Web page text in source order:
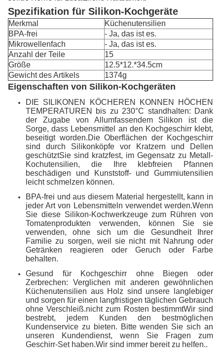
Spezifikation für Silikon-Kochgeräte
Merkmal
Küchenutensilien
BPA-frei
- Ja, das ist es.
Mikrowellenfach
- Ja, das ist es.
Anzahl der Teile
15
Größe
12.5*12.*34.5cm
Gewicht des Artikels
1374g
Eigenschaften von Silikon-Kochgeräten
DIE SILIKONEN KÖCHEREN KONNEN HÖCHEN
TEMPERATUREN bis zu 230°C standhalten: Dank
der Zugabe von Allumfassendem Silikon ist die
Sorge, dass Lebensmittel an den Kochgeschirr klebt,
beseitigt worden.Die Oberflächen der Kochgeschirr
sind durch Silikonköpfe vor Kratzern und Dellen
geschütztSie sind kratzfest, im Gegensatz zu Metall-
Kochutensilien, die Ihre klebfreien Pfannen
beschädigen und Kunststoff- und Gummiutensilien
leicht schmelzen können.
BPA-frei und aus diesem Material hergestellt, kann in
jeder Art von Lebensmitteln verwendet werden.Wenn
Sie diese Silikon-Kochwerkzeuge zum Rühren von
Tomatenprodukten verwenden, können Sie sie
verwenden, ohne sich um die Gesundheit Ihrer
Familie zu sorgen, weil sie nicht mit Nahrung oder
Getränken reagieren oder Geruch oder Farbe
behalten.
Gesund für Kochgeschirr ohne Biegen oder
Zerbrechen: Verglichen mit anderen gewöhnlichen
Küchenutensilien aus Holz sind unsere langlebiger
und sorgen für einen langfristigen täglichen Gebrauch
ohne Verschleiß.nicht zum Rosten bestimmtWir sind
bestrebt, jedem Kunden den bestmöglichen
Kundenservice zu bieten. Bitte wenden Sie sich an
unseren Kundendienst, wenn Sie Fragen zum
Geschirr-Set haben.Wir sind immer bereit zu helfen..